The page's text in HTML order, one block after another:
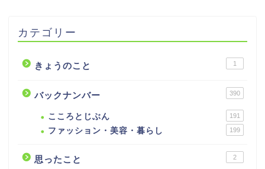
カテゴリー
きょうのこと 1
バックナンバー 390
こころとじぶん 191
ファッション・美容・暮らし 199
思ったこと 2